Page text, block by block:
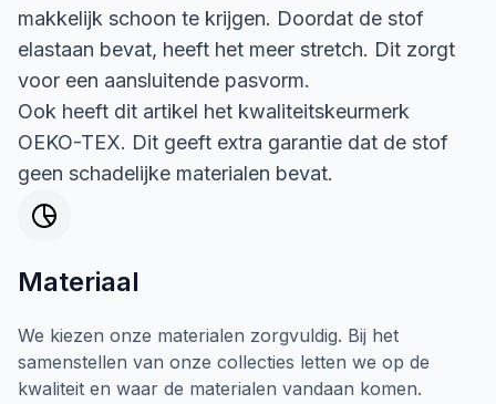
makkelijk schoon te krijgen. Doordat de stof
elastaan bevat, heeft het meer stretch. Dit zorgt
voor een aansluitende pasvorm.
Ook heeft dit artikel het kwaliteitskeurmerk
OEKO-TEX. Dit geeft extra garantie dat de stof
geen schadelijke materialen bevat.
Materiaal
We kiezen onze materialen zorgvuldig. Bij het
samenstellen van onze collecties letten we op de
kwaliteit en waar de materialen vandaan komen.